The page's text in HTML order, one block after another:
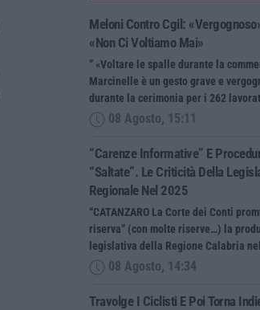
Meloni Contro Cgil:
«Non Ci Voltiamo Mai»
” «Voltare le spalle durante la
Marcinelle è un gesto grave e
durante la cerimonia per i 262
08 Agosto, 15:11
“Carenze Informative” E
“saltate”. Le Criticità Della
Regionale Nel 2025
“CATANZARO La Corte dei Conti
riserva” (con molte riserve…) la
legislativa della Regione Calabria
08 Agosto, 14:34
Travolge I Ciclisti E Poi Torna